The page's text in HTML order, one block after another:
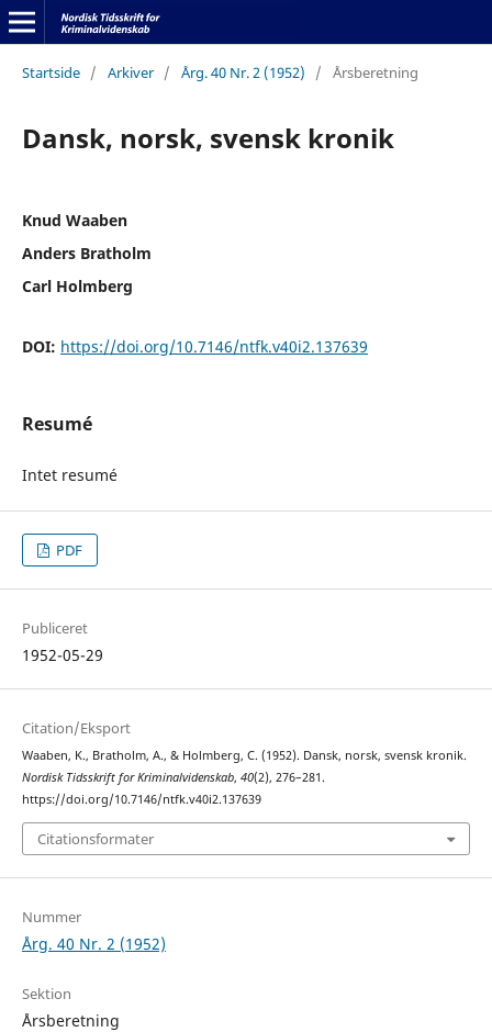
Startside / Arkiver / Årg. 40 Nr. 2 (1952) / Årsberetning
Dansk, norsk, svensk kronik
Knud Waaben
Anders Bratholm
Carl Holmberg
DOI: https://doi.org/10.7146/ntfk.v40i2.137639
Resumé
Intet resumé
PDF
Publiceret
1952-05-29
Citation/Eksport
Waaben, K., Bratholm, A., & Holmberg, C. (1952). Dansk, norsk, svensk kronik.
Nordisk Tidsskrift for Kriminalvidenskab, 40(2), 276–281.
https://doi.org/10.7146/ntfk.v40i2.137639
Citationsformater
Nummer
Årg. 40 Nr. 2 (1952)
Sektion
Årsberetning